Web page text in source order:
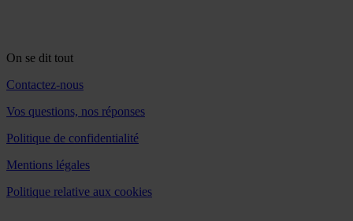
On se dit tout
Contactez-nous
Vos questions, nos réponses
Politique de confidentialité
Mentions légales
Politique relative aux cookies